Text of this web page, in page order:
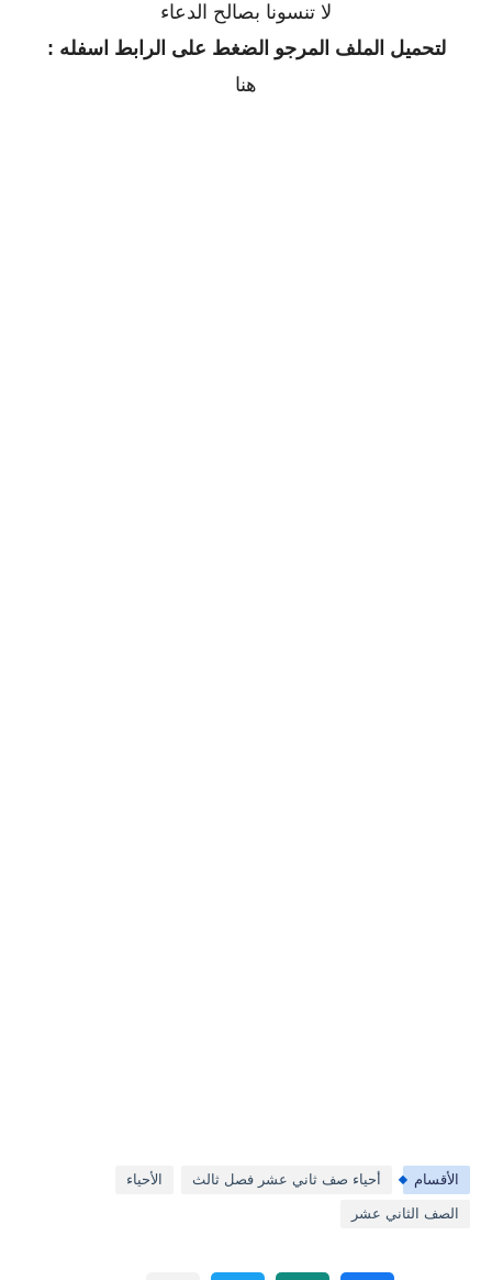
لا تنسونا بصالح الدعاء
لتحميل الملف المرجو الضغط على الرابط اسفله :
هنا
الأقسام أحياء صف ثاني عشر فصل ثالث الأحياء
الصف الثاني عشر